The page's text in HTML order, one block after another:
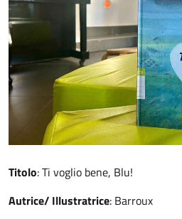
Titolo: Ti voglio bene, Blu!
Autrice/ Illustratrice: Barroux